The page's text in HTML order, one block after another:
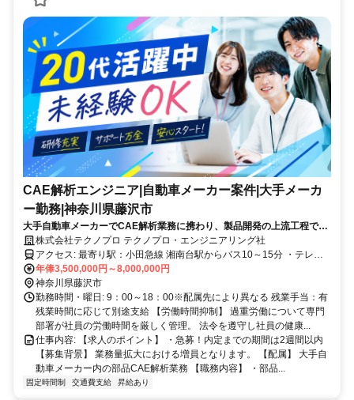
CAE解析エンジニア|自動車メーカー案件|大手メーカ
ー勤務|神奈川県藤沢市
大手自動車メーカーでCAE解析業務に携わり、製品開発の上流工程で経
験を積めます。解析経験を活かしながら、長期的なキャリアアップを目
指せる環境です。
株式会社テクノプロ テクノプロ・エンジニアリング社
アクセス: 最寄り駅：小田急線 湘南台駅からバス10～15分 ・テレワ
ーク比率50%～80%（現場作業量により変動します）
年俸3,500,000円～8,000,000円
神奈川県藤沢市
勤務時間・曜日: 9：00～18：00※配属先により異なる 残業手当：有
残業時間に応じて別途支給 【労働時間抑制】 過重労働について専門
部署が社員の労働時間を厳しく管理。 法令を遵守し社員の健康...
仕事内容: 【求人のポイント】 ・急募！内定までの期間は2週間以内
【募集背景】 業務量拡大における増員となります。 【配属】 大手自
動車メーカー内の部品CAE解析業務 【職務内容】 ・部品...
固定時間制 交通費支給 昇給あり